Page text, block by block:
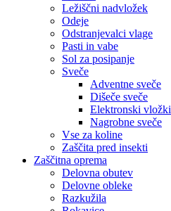
Ležiščni nadvložek
Odeje
Odstranjevalci vlage
Pasti in vabe
Sol za posipanje
Sveče
Adventne sveče
Dišeče sveče
Elektronski vložki
Nagrobne sveče
Vse za koline
Zaščita pred insekti
Zaščitna oprema
Delovna obutev
Delovne obleke
Razkužila